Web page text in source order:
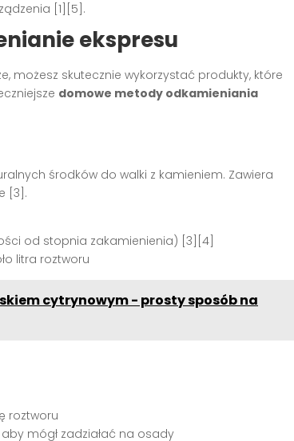
[1][5].
ekspresu
możesz skutecznie wykorzystać produkty, które
domowe metody odkamieniania
środków do walki z kamieniem. Zawiera
[3].
od stopnia zakamienienia) [3][4]
litra roztworu
cytrynowym - prosty sposób na
roztworu
mógł zadziałać na osady